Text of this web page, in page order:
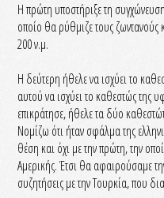
Η πρώτη υποστήριξε τη
οποίο θα ρύθμιζε τους
200 ν.μ.
Η δεύτερη ήθελε να ισχύει το
αυτού να ισχύει το καθεστώς της
επικράτησε, ήθελε τα δύο
Νομίζω ότι ήταν σφάλμα της
θέση και όχι με την πρώτη, την
Αμερικής. Έτσι θα αφαιρούσαμε
συζητήσεις με την Τουρκία, που